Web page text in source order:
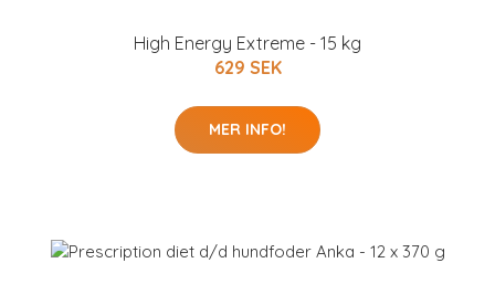
High Energy Extreme - 15 kg
629 SEK
MER INFO!